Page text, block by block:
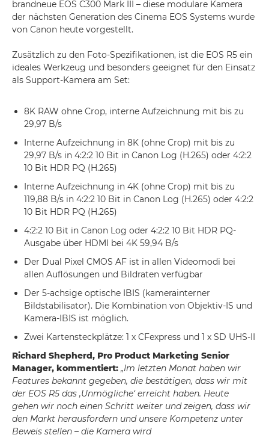
brandneue EOS C300 Mark III – diese modulare Kamera
der nächsten Generation des Cinema EOS Systems wurde
von Canon heute vorgestellt.
Zusätzlich zu den Foto-Spezifikationen, ist die EOS R5 ein
ideales Werkzeug und besonders geeignet für den Einsatz
als Support-Kamera am Set:
8K RAW ohne Crop, interne Aufzeichnung mit bis zu
29,97 B/s
Interne Aufzeichnung in 8K (ohne Crop) mit bis zu
29,97 B/s in 4:2:2 10 Bit in Canon Log (H.265) oder 4:2:2
10 Bit HDR PQ (H.265)
Interne Aufzeichnung in 4K (ohne Crop) mit bis zu
119,88 B/s in 4:2:2 10 Bit in Canon Log (H.265) oder 4:2:2
10 Bit HDR PQ (H.265)
4:2:2 10 Bit in Canon Log oder 4:2:2 10 Bit HDR PQ-
Ausgabe über HDMI bei 4K 59,94 B/s
Der Dual Pixel CMOS AF ist in allen Videomodi bei
allen Auflösungen und Bildraten verfügbar
Der 5-achsige optische IBIS (kamerainterner
Bildstabilisator). Die Kombination von Objektiv-IS und
Kamera-IBIS ist möglich.
Zwei Kartensteckplätze: 1 x CFexpress und 1 x SD UHS-II
Richard Shepherd, Pro Product Marketing Senior
Manager, kommentiert: „Im letzten Monat haben wir
Features bekannt gegeben, die bestätigen, dass wir mit
der EOS R5 das ,Unmögliche‘ erreicht haben. Heute
gehen wir noch einen Schritt weiter und zeigen, dass wir
den Markt herausfordern und unsere Kompetenz unter
Beweis stellen – die Kamera wird